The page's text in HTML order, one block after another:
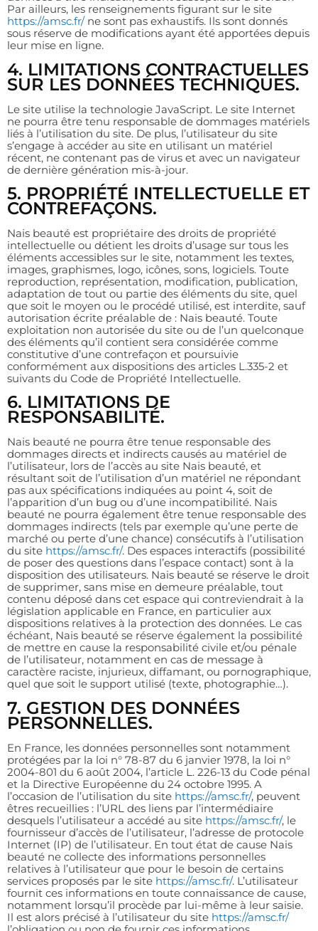
Par ailleurs, les renseignements figurant sur le site
https://amsc.fr/ne sont pas exhaustifs. Ils sont donnés
sous réserve de modifications ayant été apportées depuis
leur mise en ligne.
4. LIMITATIONS CONTRACTUELLES
SUR LES DONNÉES TECHNIQUES.
Le site utilise la technologie JavaScript. Le site Internet
ne pourra être tenu responsable de dommages matériels
liés à l’utilisation du site. De plus, l’utilisateur du site
s’engage à accéder au site en utilisant un matériel
récent, ne contenant pas de virus et avec un navigateur
de dernière génération mis-à-jour.
5. PROPRIÉTÉ INTELLECTUELLE ET
CONTREFAÇONS.
Nais beauté est propriétaire des droits de propriété
intellectuelle ou détient les droits d’usage sur tous les
éléments accessibles sur le site, notamment les textes,
images, graphismes, logo, icônes, sons, logiciels. Toute
reproduction, représentation, modification, publication,
adaptation de tout ou partie des éléments du site, quel
que soit le moyen ou le procédé utilisé, est interdite, sauf
autorisation écrite préalable de : Nais beauté. Toute
exploitation non autorisée du site ou de l’un quelconque
des éléments qu’il contient sera considérée comme
constitutive d’une contrefaçon et poursuivie
conformément aux dispositions des articles L.335-2 et
suivants du Code de Propriété Intellectuelle.
6. LIMITATIONS DE
RESPONSABILITÉ.
Nais beauté ne pourra être tenue responsable des
dommages directs et indirects causés au matériel de
l’utilisateur, lors de l’accès au site Nais beauté, et
résultant soit de l’utilisation d’un matériel ne répondant
pas aux spécifications indiquées au point 4, soit de
l’apparition d’un bug ou d’une incompatibilité. Nais
beauté ne pourra également être tenue responsable des
dommages indirects (tels par exemple qu’une perte de
marché ou perte d’une chance) consécutifs à l’utilisation
du site https://amsc.fr/. Des espaces interactifs (possibilité
de poser des questions dans l’espace contact) sont à la
disposition des utilisateurs. Nais beauté se réserve le droit
de supprimer, sans mise en demeure préalable, tout
contenu déposé dans cet espace qui contreviendrait à la
législation applicable en France, en particulier aux
dispositions relatives à la protection des données. Le cas
échéant, Nais beauté se réserve également la possibilité
de mettre en cause la responsabilité civile et/ou pénale
de l’utilisateur, notamment en cas de message à
caractère raciste, injurieux, diffamant, ou pornographique,
quel que soit le support utilisé (texte, photographie…).
7. GESTION DES DONNÉES
PERSONNELLES.
En France, les données personnelles sont notamment
protégées par la loi n° 78-87 du 6 janvier 1978, la loi n°
2004-801 du 6 août 2004, l’article L. 226-13 du Code pénal
et la Directive Européenne du 24 octobre 1995. A
l’occasion de l’utilisation du site https://amsc.fr/, peuvent
êtres recueillies : l’URL des liens par l’intermédiaire
desquels l’utilisateur a accédé au site https://amsc.fr/, le
fournisseur d’accès de l’utilisateur, l’adresse de protocole
Internet (IP) de l’utilisateur. En tout état de cause Nais
beauté ne collecte des informations personnelles
relatives à l’utilisateur que pour le besoin de certains
services proposés par le site https://amsc.fr/. L’utilisateur
fournit ces informations en toute connaissance de cause,
notamment lorsqu’il procède par lui-même à leur saisie.
Il est alors précisé à l’utilisateur du site https://amsc.fr/